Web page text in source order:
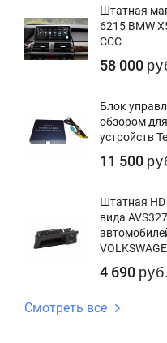
Штатная
6215 BMW
CCC
58 000
Блок
обзором
устройств
11 500
Штатная
вида
4 690 руб.
Смотреть все